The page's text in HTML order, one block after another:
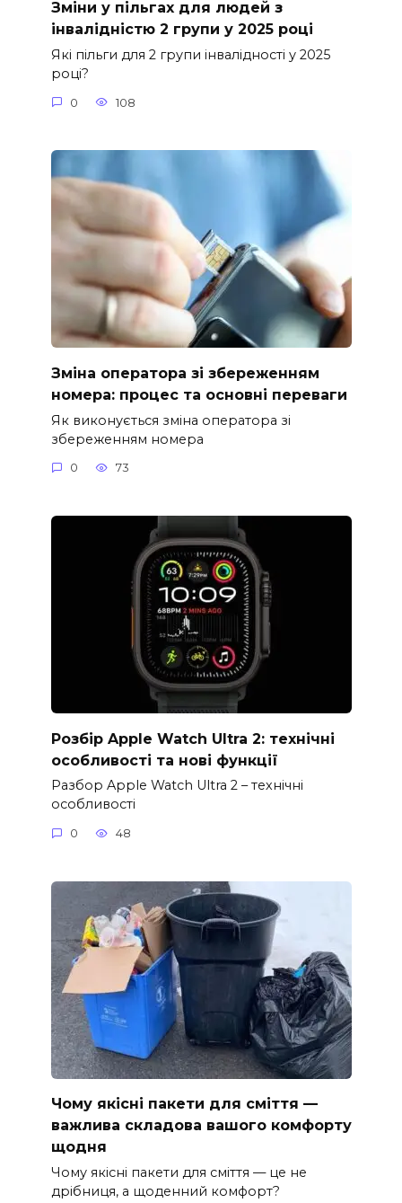
Зміни у пільгах для людей з
інвалідністю 2 групи у 2025 році
Які пільги для 2 групи інвалідності у 2025
році?
0 108
Зміна оператора зі збереженням
номера: процес та основні переваги
Як виконується зміна оператора зі
збереженням номера
0 73
Розбір Apple Watch Ultra 2: технічні
особливості та нові функції
Разбор Apple Watch Ultra 2 – технічні
особливості
0 48
Чому якісні пакети для сміття —
важлива складова вашого комфорту
щодня
Чому якісні пакети для сміття — це не
дрібниця, а щоденний комфорт?